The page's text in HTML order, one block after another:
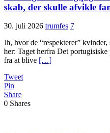
skab, der skulle afvikle
30. juli 2026 trumfes 7
Ih, hvor de “respekterer”
her: Taget herfra Det
fra at blive […]
Tweet
Pin
Share
0 Shares